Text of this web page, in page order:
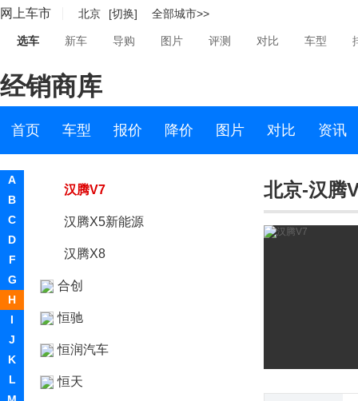
网上车市 北京 [切换] 全部城市>>
选车 新车 导购 图片 评测 对比 车型
经销商库
首页 车型 报价 降价 图片 对比 资讯
A
B
C
D
F
G
H
I
J
K
L
汉腾X7
汉腾X5
汉腾幸福e+
汉腾V7
汉腾X5新能源
汉腾X8
合创
恒驰
恒润汽车
恒天
北京-汉腾